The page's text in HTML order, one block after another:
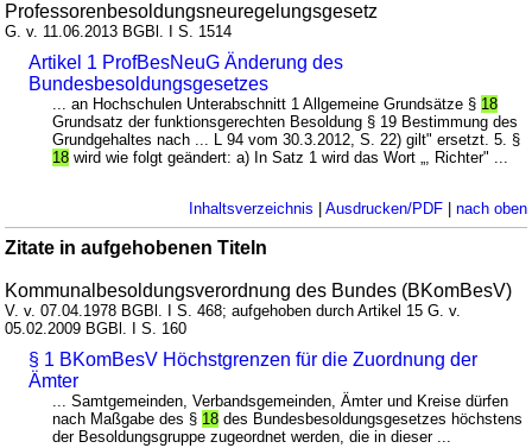
Professorenbesoldungsneuregelungsgesetz
G. v. 11.06.2013 BGBl. I S. 1514
Artikel 1 ProfBesNeuG Änderung des
Bundesbesoldungsgesetzes
... an Hochschulen Unterabschnitt 1 Allgemeine Grundsätze § 18
Grundsatz der funktionsgerechten Besoldung § 19 Bestimmung des
Grundgehaltes nach ... L 94 vom 30.3.2012, S. 22) gilt" ersetzt. 5. §
18 wird wie folgt geändert: a) In Satz 1 wird das Wort „, Richter" ...
Inhaltsverzeichnis Ausdrucken/PDF| nach oben
Zitate in aufgehobenen Titeln
Kommunalbesoldungsverordnung des Bundes (BKomBesV)
V. v. 07.04.1978 BGBl. I S. 468; aufgehoben durch Artikel 15 G. v.
05.02.2009 BGBl. I S. 160
§ 1 BKomBesV Höchstgrenzen für die Zuordnung der
Ämter
... Samtgemeinden, Verbandsgemeinden, Ämter und Kreise dürfen
nach Maßgabe des § 18 des Bundesbesoldungsgesetzes höchstens
der Besoldungsgruppe zugeordnet werden, die in dieser ...